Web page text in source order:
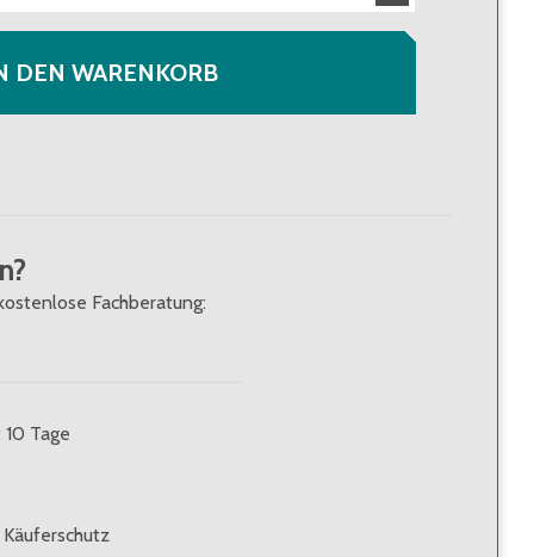
DEN WARENKORB
Fachberatung:
Tage